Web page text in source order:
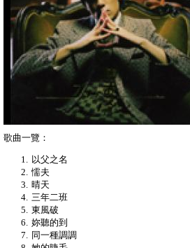
歌曲一覽：
以父之名
懦夫
晴天
三年二班
東風破
妳聽的到
同一種調調